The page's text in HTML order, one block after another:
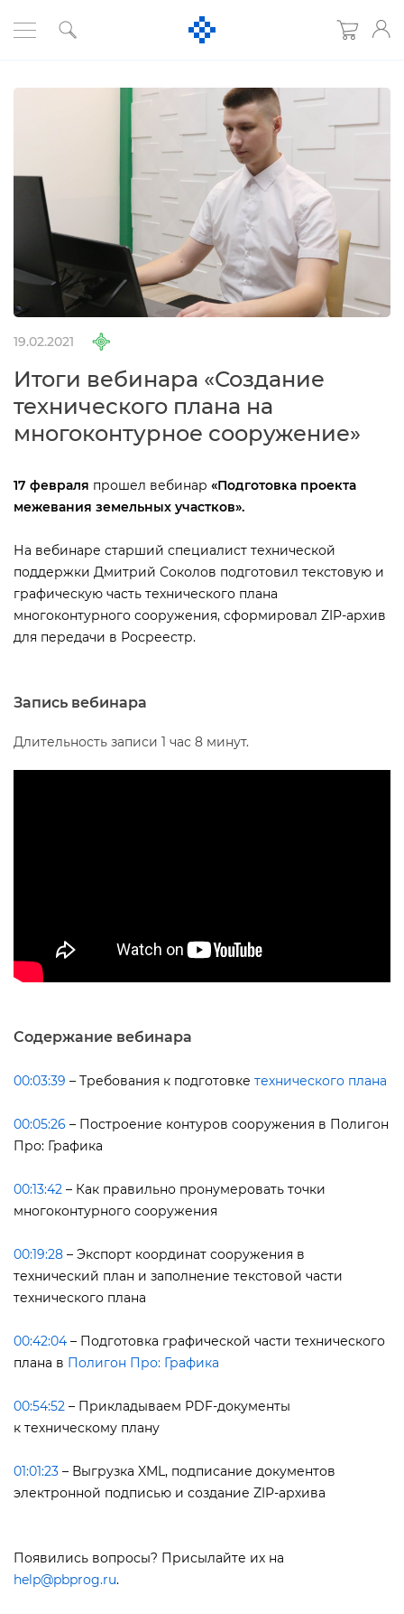
19.02.2021
Итоги вебинара «Создание
технического плана на
многоконтурное сооружение»
17 февраля прошел вебинар «Подготовка проекта
межевания земельных участков».
На вебинаре старший специалист технической
поддержки Дмитрий Соколов подготовил текстовую и
рафическую часть технического плана
многоконтурного сооружения, сформировал ZIP-архи
для передачи в Росреестр.
Запись вебинара
Длительность записи 1 час 8 минут.
Содержание вебинара
00:03:39 ​ – Требования к подготовке технического плана
00:05:26 ​ – Построение контуров сооружения в Полигон
Про: Графика
00:13:42 ​ – Как правильно пронумеровать точки
многоконтурного сооружения
00:19:28 ​ – Экспорт координат сооружения
технический план и заполнение текстовой части
технического плана
00:42:04 ​ – Подготовка графической части технического
плана Полигон Про: Графика
00:54:52 ​ – Прикладываем PDF-документы
к техническому плану
01:01:23 ​ – Выгрузка XML, подписание документо
электронной подписью и создание ZIP-архива
Появились вопросы? Присылайте их на
help@pbprog.ru.